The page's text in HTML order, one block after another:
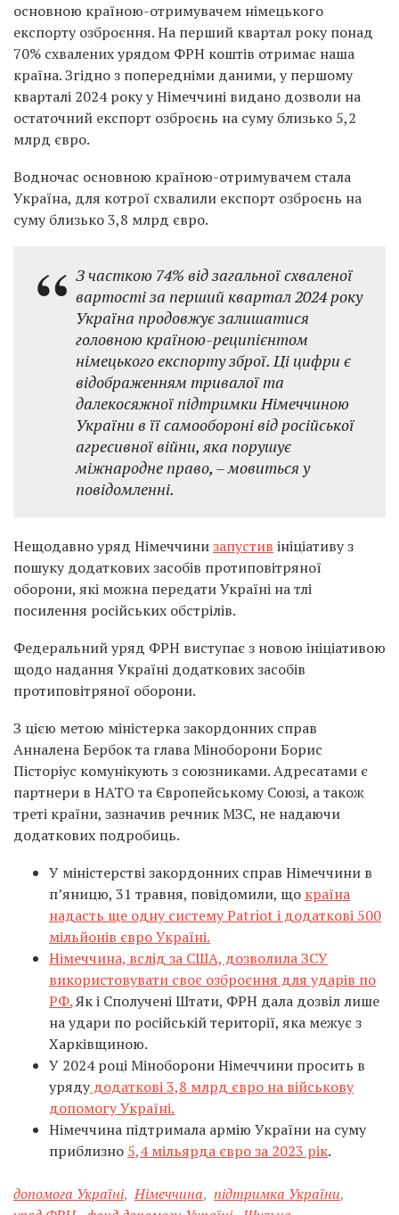
основною країною-отримувачем німецького
експорту озброєння. На перший квартал року понад
70% схвалених урядом ФРН коштів отримає наша
країна. Згідно з попередніми даними, у першому
кварталі 2024 року у Німеччині видано дозволи на
остаточний експорт озброєнь на суму близько 5,2
млрд євро.
Водночас основною країною-отримувачем стала
Україна, для котрої схвалили експорт озброєнь на
суму близько 3,8 млрд євро.
З часткою 74% від загальної схваленої
вартості за перший квартал 2024 року
Україна продовжує залишатися
головною країною-реципієнтом
німецького експорту зброї. Ці цифри є
відображенням тривалої та
далекосяжної підтримки Німеччиною
України в її самообороні від російської
агресивної війни, яка порушує
міжнародне право, – мовиться у
повідомленні.
Нещодавно уряд Німеччинизапустив ініціативу з
пошуку додаткових засобів протиповітряної
оборони, які можна передати Україні на тлі
посилення російських обстрілів.
Федеральний уряд ФРН виступає з новою ініціативою
щодо надання Україні додаткових засобів
протиповітряної оборони.
З цією метою міністерка закордонних справ
Анналена Бербок та глава Міноборони Борис
Пісторіус комунікують з союзниками. Адресатами є
партнери в НАТО та Європейському Союзі, а також
треті країни, зазначив речник МЗС, не надаючи
додаткових подробиць.
У міністерстві закордонних справ Німеччини в
п’яницю, 31 травня, повідомили, що країна
надасть ще одну систему Patriot і додаткові 500
мільйонів євро Україні.
Німеччина, вслід за США, дозволила ЗСУ
використовувати своє озброєння для ударів по
РФ.Як і Сполучені Штати, ФРН дала дозвіл лише
на удари по російській території, яка межує з
Харківщиною.
У 2024 році Міноборони Німеччини просить в
урядудодаткові 3,8 млрд євро на військову
допомогу Україні.
Німеччина підтримала армію України на суму
приблизно 5,4 мільярда євро за 2023 рік.
допомога Україні, Німеччина, підтримка України,